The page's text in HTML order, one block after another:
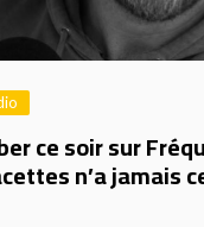
ce soir sur
n’a jamais